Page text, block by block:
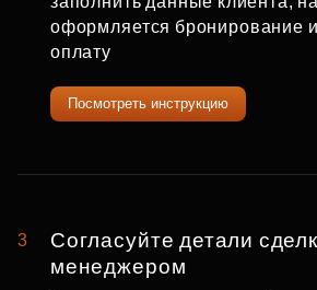
оформляется бронирование
оплату
Посмотреть инструкцию
3
Согласуйте детали
менеджером